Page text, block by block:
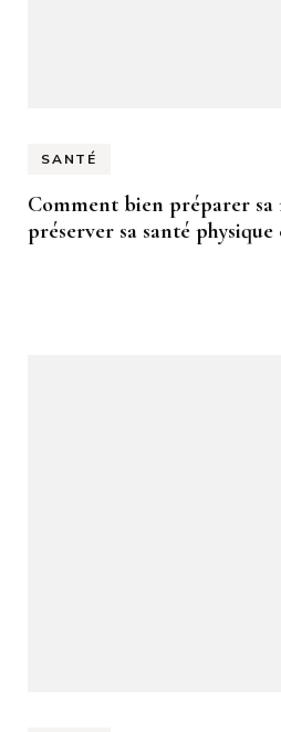
SANTÉ
Comment bien préparer
préserver sa santé